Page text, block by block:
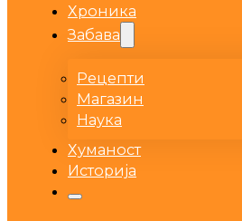
Хроника
Забава
Рецепти
Магазин
Наука
Хуманост
Историја